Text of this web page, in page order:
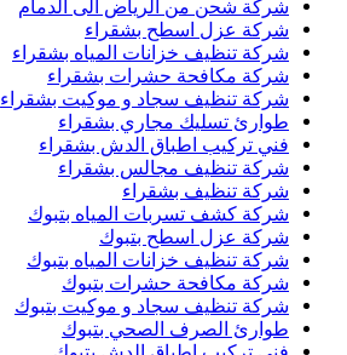
شركة شحن من الرياض الى الدمام
شركة عزل اسطح بشقراء
شركة تنظيف خزانات المياه بشقراء
شركة مكافحة حشرات بشقراء
شركة تنظيف سجاد و موكيت بشقراء
طوارئ تسليك مجاري بشقراء
فني تركيب اطباق الدش بشقراء
شركة تنظيف مجالس بشقراء
شركة تنظيف بشقراء
شركة كشف تسربات المياه بتبوك
شركة عزل اسطح بتبوك
شركة تنظيف خزانات المياه بتبوك
شركة مكافحة حشرات بتبوك
شركة تنظيف سجاد و موكيت بتبوك
طوارئ الصرف الصحي بتبوك